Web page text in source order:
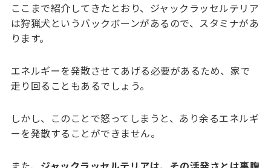
ここまで紹介してきたとおり、ジャックラッセルテリア
は狩猟犬というバックボーンがあるので、スタミナがあ
ります。
エネルギーを発散させてあげる必要があるため、家で
走り回ることもあるでしょう。
しかし、このことで怒ってしまうと、あり余るエネルギ
ーを発散することができません。